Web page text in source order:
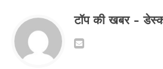
टॉप की खबर -